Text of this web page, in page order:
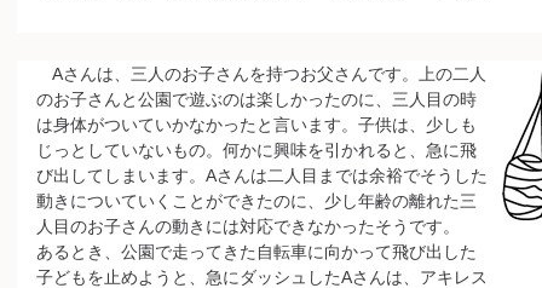
Aさんは、三人のお子さんを持つお父さんです。上の二人
のお子さんと公園で遊ぶのは楽しかったのに、三人目の時
は身体がついていかなかったと言います。子供は、少しも
じっとしていないもの。何かに興味を引かれると、急に飛
び出してしまいます。Aさんは二人目までは余裕でそうした
動きについていくことができたのに、少し年齢の離れた三
人目のお子さんの動きには対応できなかったそうです。
あるとき、公園で走ってきた自転車に向かって飛び出した
子どもを止めようと、急にダッシュしたAさんは、アキレス